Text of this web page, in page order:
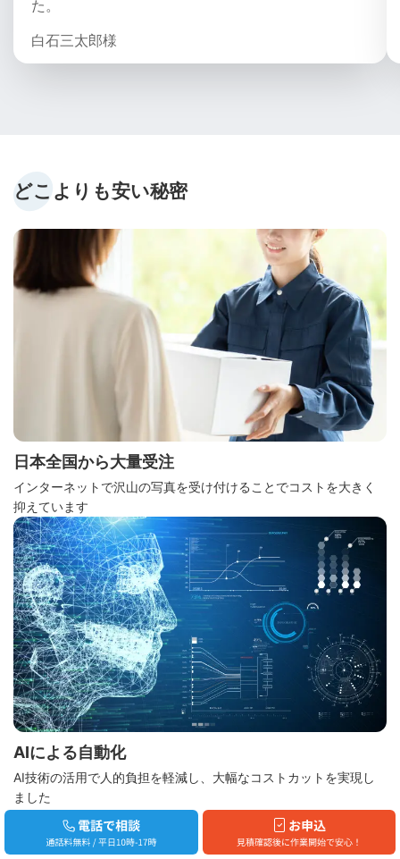
た。
白石三太郎様
どこよりも安い秘密
日本全国から大量受注
インターネットで沢山の写真を受け付けることでコストを大きく
抑えています
AIによる自動化
AI技術の活用で人的負担を軽減し、大幅なコストカットを実現し
ました